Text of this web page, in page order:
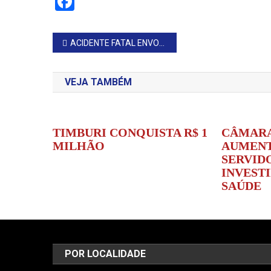
Navegação
de
Post
ACIDENTE FATAL ENVOLVENDO PEDESTRE OCORRE NA SP-255
VEJA TAMBÉM
TIMBURI CONQUISTA R$ 1
MILHÃO
SAÚDE
POR LOCALIDADE